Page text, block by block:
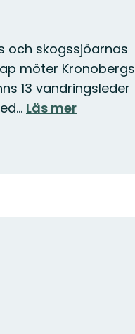
och skogssjöarnas
möter Kronobergs
13 vandringsleder
Läs mer